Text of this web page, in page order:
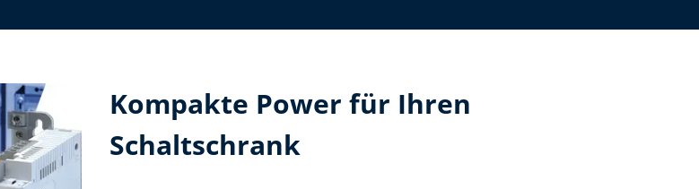
Kompakte Power für Ihren
Schaltschrank